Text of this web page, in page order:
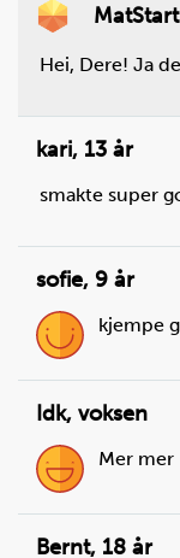
MatStart
Hei, Dere! Ja
kari, 13 år
smakte super
sofie, 9 år
kjempe
Idk, voksen
Mer mer
Bernt, 18 år